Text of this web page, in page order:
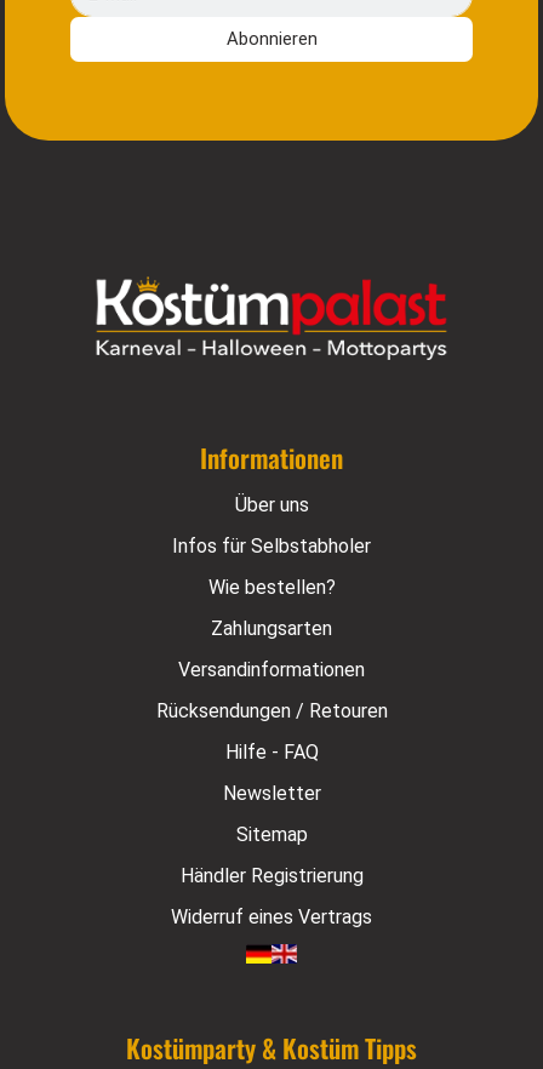
Abonnieren
Informationen
Über uns
Infos für Selbstabholer
Wie bestellen?
Zahlungsarten
Versandinformationen
Rücksendungen / Retouren
Hilfe - FAQ
Newsletter
Sitemap
Händler Registrierung
Widerruf eines Vertrags
Kostümparty & Kostüm Tipps